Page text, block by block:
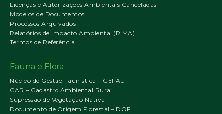
Licenças e Autorizações Ambientais Canceladas
Modelos de Documentos
Processos Arquivados
Relatórios de Impacto Ambiental (RIMA)
Termos de Referência
Fauna e Flora
Núcleo de Gestão Faunística – GEFAU
CAR – Cadastro Ambiental Rural
Supressão de Vegetação Nativa
Documento de Origem Florestal – DOF